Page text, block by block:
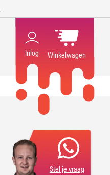
Inlog Winkelwagen
Stel je vraag